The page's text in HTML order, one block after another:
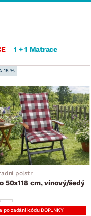
1 + 1 Matrace
15 %
polstr
50x118 cm, vínový/šedý
po zadání kódu DOPLNKY